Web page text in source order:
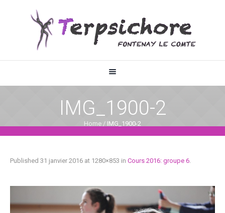
IMG_1900-2
Home / IMG_1900-2
Published 31 janvier 2016 at 1280×853 in Cours 2016: groupe 6.